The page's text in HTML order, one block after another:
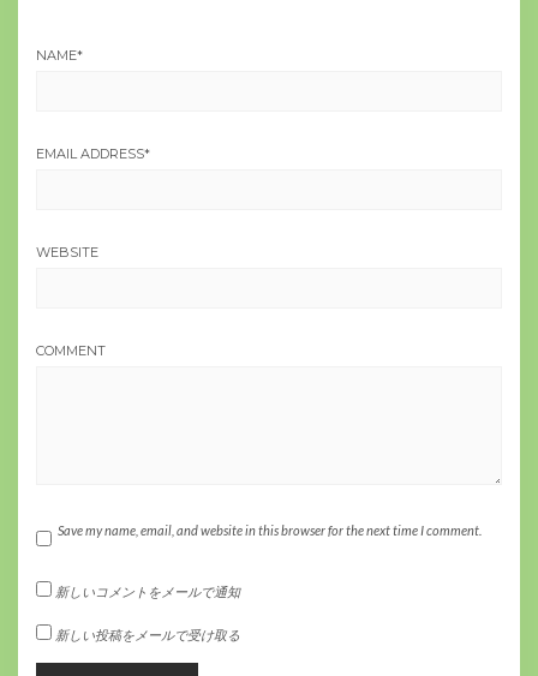
NAME*
EMAIL ADDRESS*
WEBSITE
COMMENT
Save my name, email, and website in this browser for the next time I comment.
新しいコメントをメールで通知
新しい投稿をメールで受け取る